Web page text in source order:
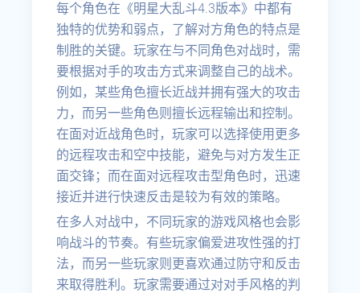
每个角色在《明星大乱斗4.3版本》中都有
独特的优势和弱点，了解对方角色的特点是
制胜的关键。玩家在与不同角色对战时，需
要根据对手的攻击方式来调整自己的战术。
例如，某些角色擅长近战并拥有强大的攻击
力，而另一些角色则擅长远程输出和控制。
在面对近战角色时，玩家可以选择使用更多
的远程攻击和空中技能，避免与对方发生正
面交锋；而在面对远程攻击型角色时，迅速
接近并进行快速反击是较为有效的策略。
在多人对战中，不同玩家的游戏风格也会影
响战斗的节奏。有些玩家偏爱进攻性强的打
法，而另一些玩家则更喜欢通过防守和反击
来取得胜利。玩家需要通过对对手风格的判